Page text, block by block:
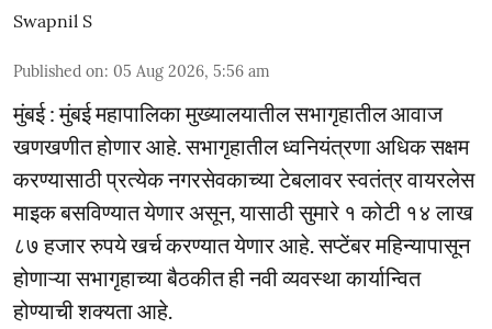
Swapnil S
Published on: 05 Aug 2026, 5:56 am
मुंबई : मुंबई महापालिका मुख्यालयातील सभागृहातील आवाज
खणखणीत होणार आहे. सभागृहातील ध्वनियंत्रणा अधिक सक्षम
करण्यासाठी प्रत्येक नगरसेवकाच्या टेबलावर स्वतंत्र वायरलेस
माइक बसविण्यात येणार असून, यासाठी सुमारे १ कोटी १४ लाख
८७ हजार रुपये खर्च करण्यात येणार आहे. सप्टेंबर महिन्यापासून
होणाऱ्या सभागृहाच्या बैठकीत ही नवी व्यवस्था कार्यान्वित
होण्याची शक्यता आहे.